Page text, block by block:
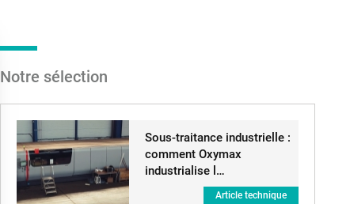
Notre sélection
Sous-traitance industrielle :
comment Oxymax
industrialise l…
Article technique